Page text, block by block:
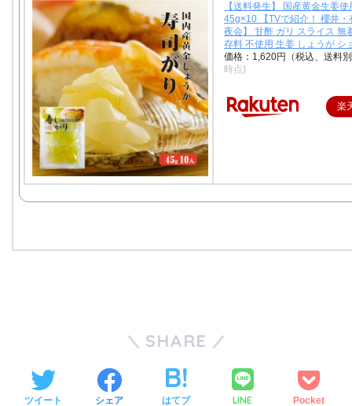
【送料発生】 国産黄金生姜
45g×10 【TVで紹介！ 櫻井・
夜会】 甘酢 ガリ スライス 無
存料 不使用 生姜 しょうが シ
価格：1,620円（税込、送料
時点)
楽
SHARE
ツイート シェア はてブ LINE Pocket